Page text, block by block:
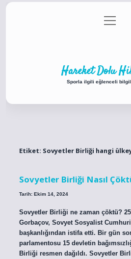
Gizlilik Politikası
menüyü
aç
Hareket Dolu
Sporla ilgili eğlenceli
Etiket: Sovyetler Birliği hangi
Sovyetler Birliği Nasıl
Tarih: Ekim 14, 2024
Sovyetler Birliği ne zaman çöktü? 25
Gorbaçov, Sovyet Sosyalist
başkanlığından istifa etti. Bir gün
parlamentosu 15 devletin
Birliği resmen dağıldı. Sovyetler